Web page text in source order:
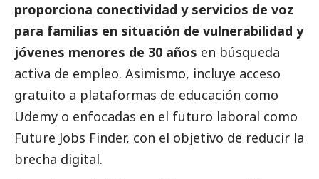
proporciona conectividad y servicios de voz
para familias en situación de vulnerabilidad y
jóvenes menores de 30 años en búsqueda
activa de empleo. Asimismo, incluye acceso
gratuito a plataformas de educación como
Udemy o enfocadas en el futuro laboral como
Future Jobs Finder, con el objetivo de reducir la
brecha digital.